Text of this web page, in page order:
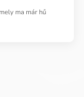
ma már hű